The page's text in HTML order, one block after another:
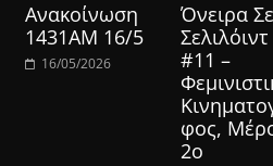
Ανακοίνωση
1431ΑΜ 16/5
16/05/2026
Όνειρα Σε
Σελιλόιντ
#11 –
φος,
2ο